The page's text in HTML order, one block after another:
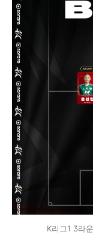
K리그1 3라